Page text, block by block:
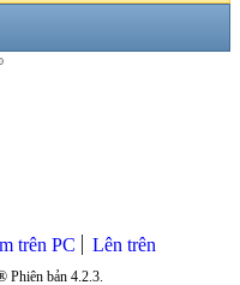
trên PC Lên trên
Phiên bản 4.2.3.